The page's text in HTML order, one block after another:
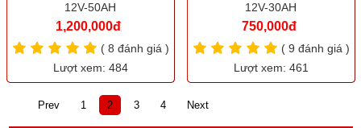
12V-50AH
1,200,000đ
( 8 đánh giá )
Lượt xem: 484
12V-30AH
750,000đ
( 9 đánh giá )
Lượt xem: 461
Prev 1 2 3 4 Next